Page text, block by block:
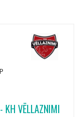
KH VËLLAZNIMI